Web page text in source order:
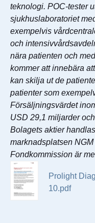
teknologi. POC-tester
sjukhuslaboratoriet
exempelvis
och
nära patienten och
kommer att innebära
kan skilja ut de
patienter som
Försäljningsvärdet
USD 29,1 miljarder
Bolagets aktier
marknadsplatsen
Fondkommission är
Prolight
10.pdf